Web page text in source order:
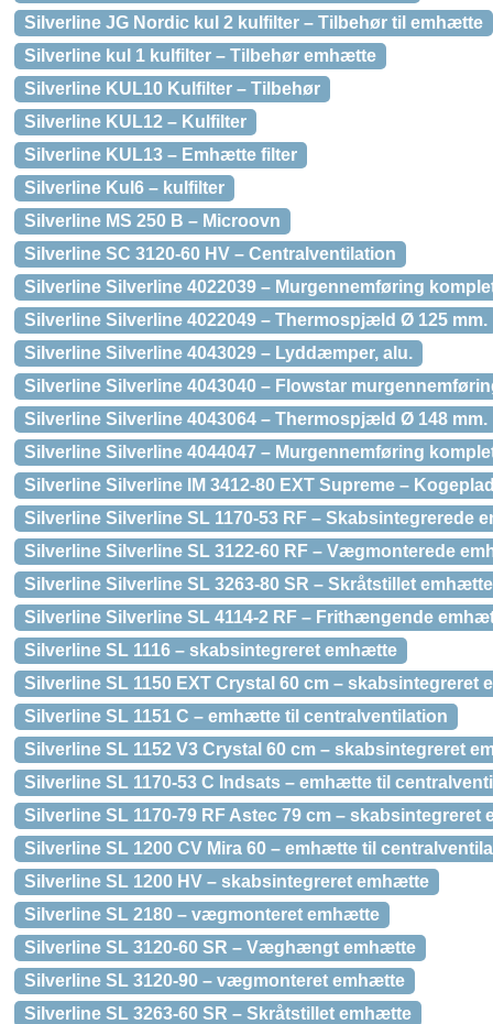
Silverline JG Nordic kul 2 kulfilter – Tilbehør til emhætte
Silverline kul 1 kulfilter – Tilbehør emhætte
Silverline KUL10 Kulfilter – Tilbehør
Silverline KUL12 – Kulfilter
Silverline KUL13 – Emhætte filter
Silverline Kul6 – kulfilter
Silverline MS 250 B – Microovn
Silverline SC 3120-60 HV – Centralventilation
Silverline Silverline 4022039 – Murgennemføring
Silverline Silverline 4022049 – Thermospjæld Ø 125 mm.
Silverline Silverline 4043029 – Lyddæmper, alu.
Silverline Silverline 4043040 – Flowstar
Silverline Silverline 4043064 – Thermospjæld Ø 148 mm.
Silverline Silverline 4044047 – Murgennemføring
Silverline Silverline IM 3412-80 EXT Supreme –
Silverline Silverline SL 1170-53 RF – Skabsintegrerede
Silverline Silverline SL 3122-60 RF – Vægmonterede
Silverline Silverline SL 3263-80 SR – Skråtstillet emhætte
Silverline Silverline SL 4114-2 RF – Frithængende
Silverline SL 1116 – skabsintegreret emhætte
Silverline SL 1150 EXT Crystal 60 cm – skabsintegreret
Silverline SL 1151 C – emhætte til centralventilation
Silverline SL 1152 V3 Crystal 60 cm – skabsintegreret
Silverline SL 1170-53 C Indsats – emhætte til
Silverline SL 1170-79 RF Astec 79 cm – skabsintegreret
Silverline SL 1200 CV Mira 60 – emhætte til
Silverline SL 1200 HV – skabsintegreret emhætte
Silverline SL 2180 – vægmonteret emhætte
Silverline SL 3120-60 SR – Væghængt emhætte
Silverline SL 3120-90 – vægmonteret emhætte
Silverline SL 3263-60 SR – Skråtstillet emhætte